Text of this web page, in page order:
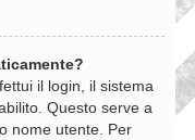
il login, il sistema
Questo serve a
nome utente. Per